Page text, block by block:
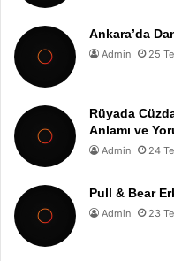
Ankara’da
Admin 25
Rüyada
Anlamı ve
Admin 24
Pull & Bear
Admin 23